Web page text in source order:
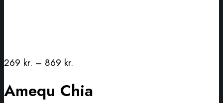
269 kr. – 869 kr.
Amequ Chia